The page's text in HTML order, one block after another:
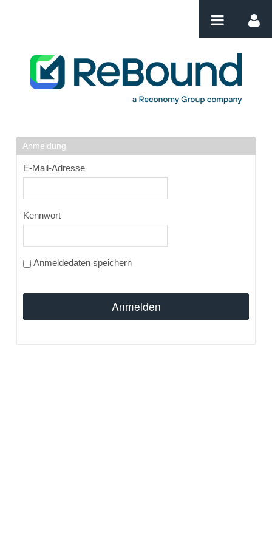
Login
Anmeldung
E-Mail-Adresse
Kennwort
Anmeldedaten speichern
Anmelden